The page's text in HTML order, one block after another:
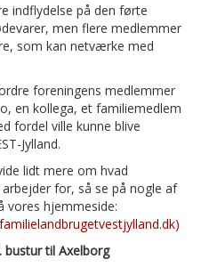
indflydelse på den førte
men flere medlemmer
som kan netværke med
foreningens medlemmer
en kollega, et familiemedlem
fordel ville kunne blive
Jylland.
lidt mere om hvad
for, så se på nogle af
vores hjemmeside:
bustur til Axelborg